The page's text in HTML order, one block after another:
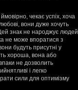
чекає успіх, хоча
вони дуже хочуть
знак не народжує людей
не може впоратися з
будуть присутні у
хороша, вона або
не дозволить
і легко
сили для оптимізму